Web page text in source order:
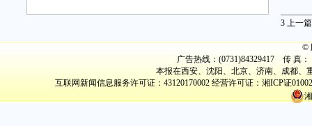
3 上一篇
©
广告热线：(0731)84329417 传 真：
本报在西安、沈阳、北京、济南、成都、
互联网新闻信息服务许可证：43120170002 经营许可证：湘ICP证